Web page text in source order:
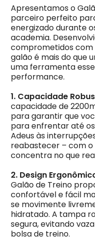
Apresentamos o
parceiro perfeito
energizado durante
academia.
comprometidos com
galão é mais do que
uma ferramenta
performance.
1. Capacidade
capacidade de
para garantir que
para enfrentar até
Adeus às
reabastecer – com o
concentra no que
2. Design
Galão de Treino
confortável e fácil
se movimente
hidratado. A tampa
segura, evitando
bolsa de treino.